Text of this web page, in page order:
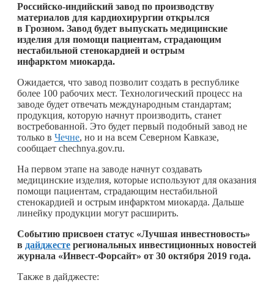
Российско-индийский завод по производству
материалов для кардиохирургии открылся
в Грозном. Завод будет выпускать медицинские
изделия для помощи пациентам, страдающим
нестабильной стенокардией и острым
инфарктом миокарда.
Ожидается, что завод позволит создать в республике
более 100 рабочих мест. Технологический процесс на
заводе будет отвечать международным стандартам;
продукция, которую начнут производить, станет
востребованной. Это будет первый подобный завод не
только в Чечне, но и на всем Северном Кавказе,
сообщает chechnya.gov.ru.
На первом этапе на заводе начнут создавать
медицинские изделия, которые используют для оказания
помощи пациентам, страдающим нестабильной
стенокардией и острым инфарктом миокарда. Дальше
линейку продукции могут расширить.
Событию присвоен статус «Лучшая инвестновость»
в дайджесте региональных инвестиционных новостей
журнала «Инвест-Форсайт» от 30 октября 2019 года.
Также в дайджесте: